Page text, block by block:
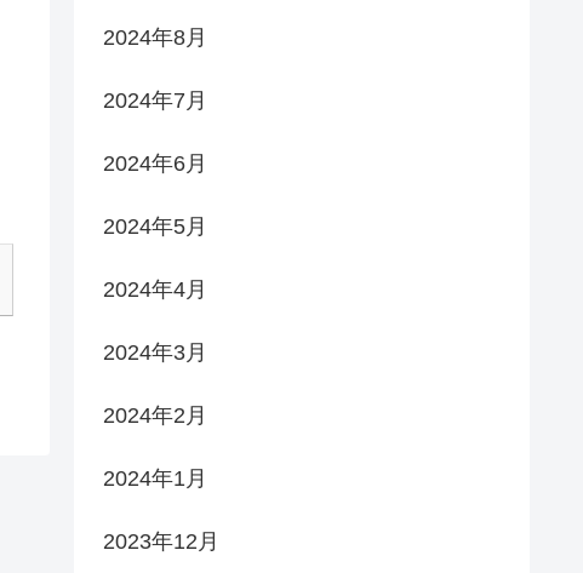
2024年8月
2024年7月
2024年6月
2024年5月
2024年4月
2024年3月
2024年2月
2024年1月
2023年12月